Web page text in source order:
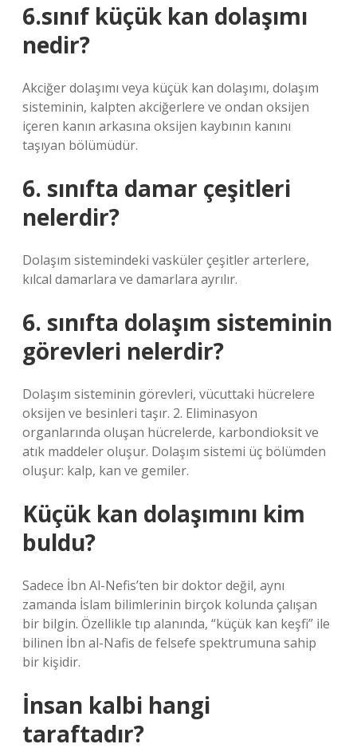
6.sınıf küçük kan dolaşımı
nedir?
Akciğer dolaşımı veya küçük kan dolaşımı, dolaşım
sisteminin, kalpten akciğerlere ve ondan oksijen
içeren kanın arkasına oksijen kaybının kanını
taşıyan bölümüdür.
6. sınıfta damar çeşitleri
nelerdir?
Dolaşım sistemindeki vasküler çeşitler arterlere,
kılcal damarlara ve damarlara ayrılır.
6. sınıfta dolaşım sisteminin
görevleri nelerdir?
Dolaşım sisteminin görevleri, vücuttaki hücrelere
oksijen ve besinleri taşır. 2. Eliminasyon
organlarında oluşan hücrelerde, karbondioksit ve
atık maddeler oluşur. Dolaşım sistemi üç bölümden
oluşur: kalp, kan ve gemiler.
Küçük kan dolaşımını kim
buldu?
Sadece İbn Al-Nefis’ten bir doktor değil, aynı
zamanda İslam bilimlerinin birçok kolunda çalışan
bir bilgin. Özellikle tıp alanında, “küçük kan keşfi” ile
bilinen İbn al-Nafis de felsefe spektrumuna sahip
bir kişidir.
İnsan kalbi hangi
taraftadır?